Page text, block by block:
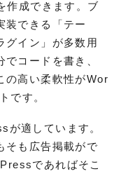
作成できます。ブ
装できる「テー
グイン」が多数用
コードを書き、
の高い柔軟性がWor
です。
が適しています。
そも広告掲載がで
であればそこ